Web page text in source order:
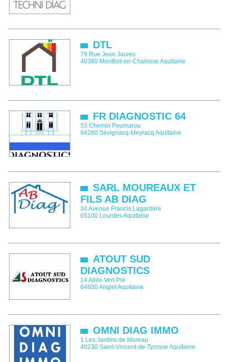
DTL
79 Rue Jean Jaures
40380 Montfort-en-Chalosse Aquitaine
FR DIAGNOSTIC 64
53 Chemin Poumarou
64260 Sévignacq-Meyracq Aquitaine
SARL MOUREAUX ET
FILS AB DIAG
34 Avenue Francis Lagardère
65100 LourdesAquitaine
ATOUT SUD
DIAGNOSTICS
14 Allée Vert Pré
64600AngletAquitaine
OMNI DIAG IMMO
1 Les Jardins de Moreau
40230 Saint-Vincent-de-Tyrosse Aquitaine